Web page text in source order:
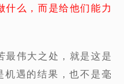
什么，而是给他们能力
最伟大之处，就是这是
遇的结果，也不是毫